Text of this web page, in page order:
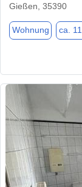
Gießen, 35390
Wohnung ca.